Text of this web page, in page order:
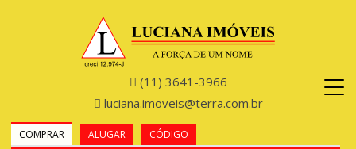
(11) 3641-3966
luciana.imoveis@terra.com.br
COMPRAR ALUGAR CÓDIGO